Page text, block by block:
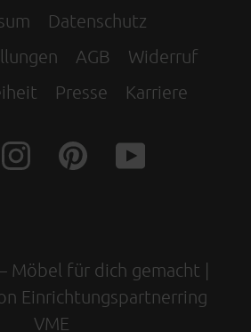
Datenschutz
AGB
Widerruf
Presse Karriere
Möbel für dich gemacht |
Einrichtungspartnerring
VME